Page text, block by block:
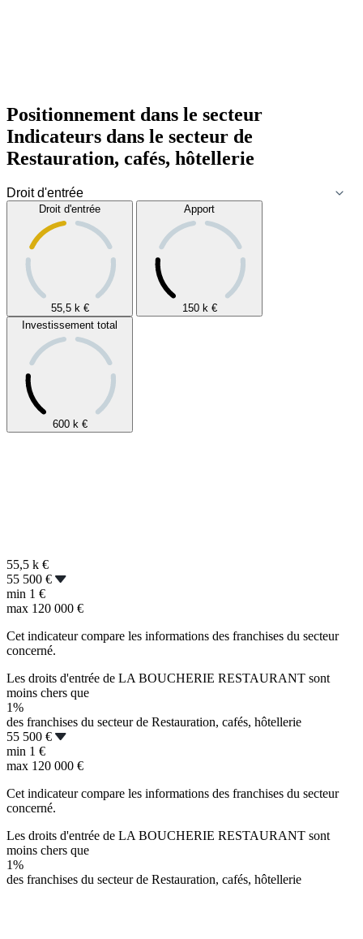
Positionnement dans le secteur
Indicateurs dans le secteur de
Restauration, cafés, hôtellerie
Droit d'entrée
55,5 k €
Apport
150 k €
Investissement total
600 k €
55,5 k €
55 500 €
min 1 €
max 120 000 €
Cet indicateur compare les informations des franchises du secteur
concerné.
Les droits d'entrée de LA BOUCHERIE RESTAURANT sont
moins chers que
1%
des franchises du secteur de Restauration, cafés, hôtellerie
55 500 €
min 1 €
max 120 000 €
Cet indicateur compare les informations des franchises du secteur
concerné.
Les droits d'entrée de LA BOUCHERIE RESTAURANT sont
moins chers que
1%
des franchises du secteur de Restauration, cafés, hôtellerie